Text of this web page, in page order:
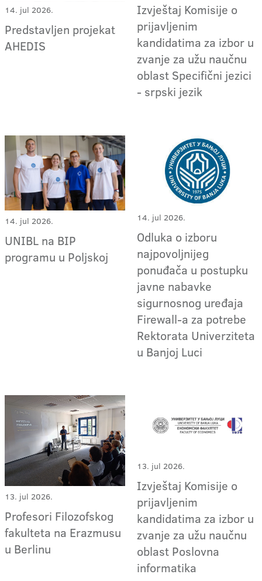
14. jul 2026.
Predstavljen projekat
AHEDIS
Izvještaj Komisije o
prijavljenim
kandidatima za izbor u
zvanje za užu naučnu
oblast Specifični jezici
- srpski jezik
14. jul 2026.
UNIBL na BIP
programu u Poljskoj
14. jul 2026.
Odluka o izboru
najpovoljnijeg
ponuđača u postupku
javne nabavke
sigurnosnog uređaja
Firewall-a za potrebe
Rektorata Univerziteta
u Banjoj Luci
13. jul 2026.
Profesori Filozofskog
fakulteta na Erazmusu
u Berlinu
13. jul 2026.
Izvještaj Komisije o
prijavljenim
kandidatima za izbor u
zvanje za užu naučnu
oblast Poslovna
informatika